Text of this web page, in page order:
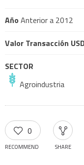
Año Anterior a 2012
Valor Transacción
SECTOR
Agroindustria
0
RECOMMEND SHARE